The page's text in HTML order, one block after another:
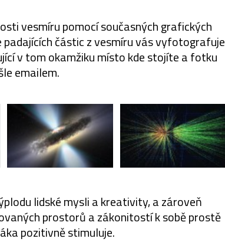
vesmíru pomocí současných grafických
částic z vesmíru vás vyfotografuje
v tom okamžiku místo kde stojíte a fotku
emailem.
lidské mysli a kreativity, a zároveň
prostorů a zákonitostí k sobě prostě
pozitivně stimuluje.